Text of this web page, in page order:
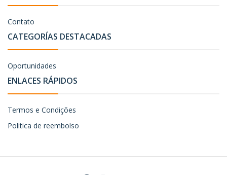
Contato
CATEGORÍAS DESTACADAS
Oportunidades
ENLACES RÁPIDOS
Termos e Condições
Politica de reembolso